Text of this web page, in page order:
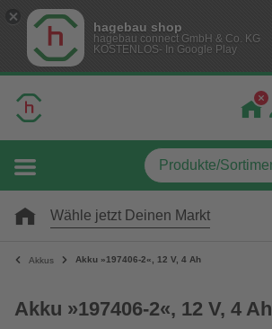
hagebau shop
hagebau connect GmbH & Co. KG
KOSTENLOS- In Google Play
Wähle jetzt Deinen Markt
Akkus Akku »197406-2«, 12 V, 4 Ah
Akku »197406-2«, 12 V, 4 Ah